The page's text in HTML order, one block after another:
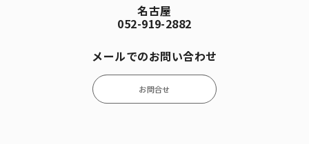
名古屋
052-919-2882
メールでのお問い合わせ
お問合せ